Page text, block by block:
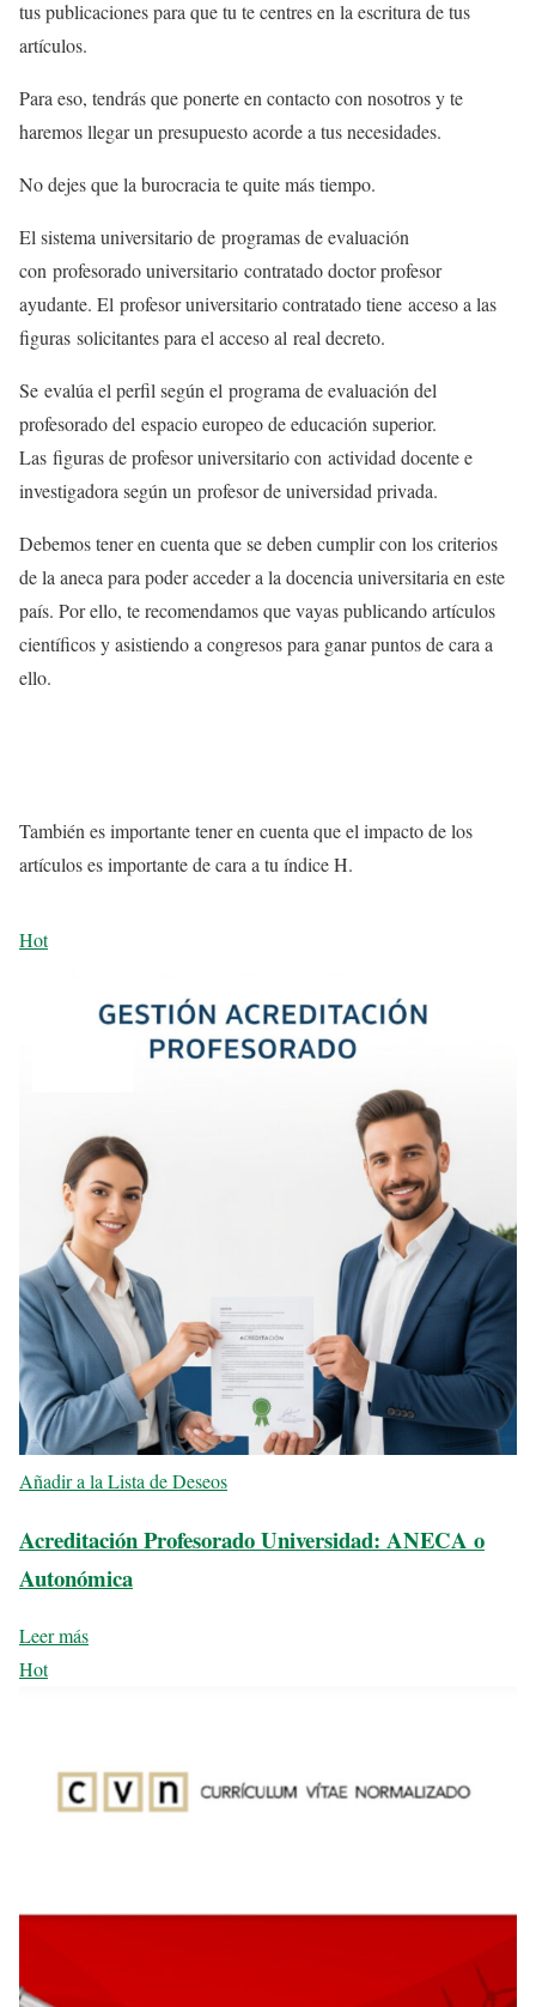
tus publicaciones para que tu te centres en la escritura de tus
artículos.
Para eso, tendrás que ponerte en contacto con nosotros y te
haremos llegar un presupuesto acorde a tus necesidades.
No dejes que la burocracia te quite más tiempo.
El sistema universitario de programas de evaluación
con profesorado universitario contratado doctor profesor
ayudante. El profesor universitario contratado tiene acceso a las
figuras solicitantes para el acceso al real decreto.
Se evalúa el perfil según el programa de evaluación del
profesorado del espacio europeo de educación superior.
Las figuras de profesor universitario con actividad docente e
investigadora según un profesor de universidad privada.
Debemos tener en cuenta que se deben cumplir con los criterios
de la aneca para poder acceder a la docencia universitaria en este
país. Por ello, te recomendamos que vayas publicando artículos
científicos y asistiendo a congresos para ganar puntos de cara a
ello.
También es importante tener en cuenta que el impacto de los
artículos es importante de cara a tu índice H.
Hot
Añadir a la Lista de Deseos
Acreditación Profesorado Universidad: ANECA o
Autonómica
Leer más
Hot